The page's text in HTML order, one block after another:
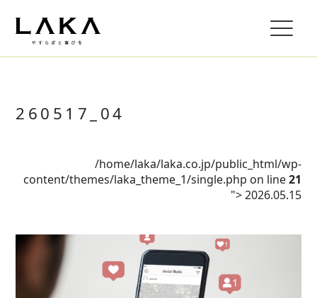
260517_04
/home/laka/laka.co.jp/public_html/wp-
content/themes/laka_theme_1/single.php on line21
">2026.05.15